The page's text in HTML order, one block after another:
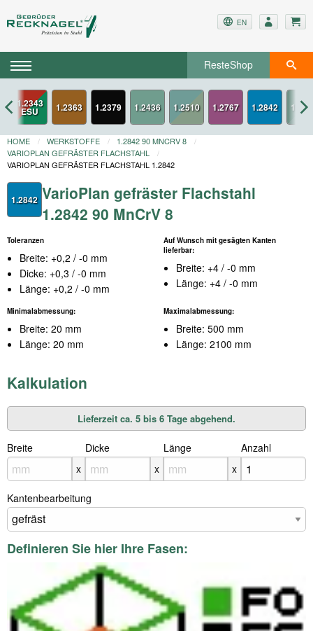
EN
ResteShop
1.2343
ESU 1.2363 1.2379 1.2767 1.2842
HOME WERKSTOFFE
1.2842 90 MNCRV 8
VARIOPLAN GEFRÄSTER FLACHSTAHL
VARIOPLAN GEFRÄSTER FLACHSTAHL 1.2842
1.2842 VarioPlan gefräster Flachstahl
1.2842 90 MnCrV 8
Toleranzen
Breite: +0,2 / -0 mm
Dicke: +0,3 / -0 mm
Länge: +0,2 / -0 mm
Auf Wunsch mit gesägten Kanten
lieferbar:
Breite: +4 / -0 mm
Länge: +4 / -0 mm
Minimalabmessung:
Breite: 20 mm
Länge: 20 mm
Maximalabmessung:
Breite: 500 mm
Länge: 2100 mm
Kalkulation
Lieferzeit ca. 5 bis 6 Tage abgehend.
Breite Dicke Länge
Anzahl
x
x x
Kantenbearbeitung
Definieren Sie hier Ihre Fasen: